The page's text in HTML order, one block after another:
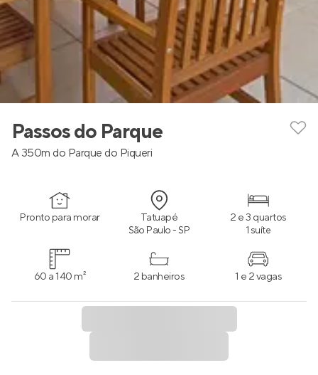
Passos do Parque
A 350m do Parque do Piqueri
Pronto para morar Tatuapé
São Paulo - SP
2 e 3 quartos
1 suíte
60 a 140 m² 2 banheiros 1 e 2 vagas